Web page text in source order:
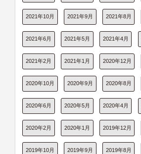
2021年10月 2021年9月 2021年8月
2021年6月 2021年5月 2021年4月
2021年2月 2021年1月 2020年12月
2020年10月 2020年9月 2020年8月
2020年6月 2020年5月 2020年4月
2020年2月 2020年1月 2019年12月
2019年10月 2019年9月 2019年8月